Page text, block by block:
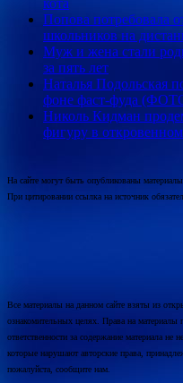
кота
Попова потребовала
школьников на
Муж и жена стали
за пять лет
Наталья Подольская
фоне фаст-фуда
Николь Кидман
фигуру в
На сайте могут быть опубликованы
При цитировании ссылка на источник
Все материалы на данном сайте взяты из
ознакомительных целях. Права на материалы
ответственности за содержание материала
которые нарушают авторские права,
пожалуйста, сообщите нам.